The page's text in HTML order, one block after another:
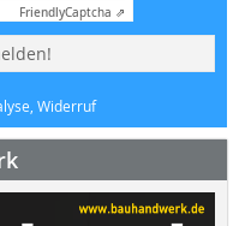
FriendlyCaptcha ⇗
Widerruf